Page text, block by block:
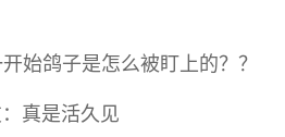
始鸽子是怎么被盯上的？？